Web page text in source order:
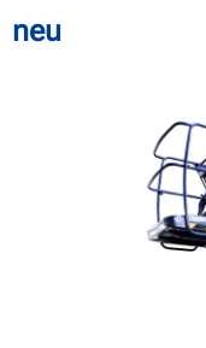
neu